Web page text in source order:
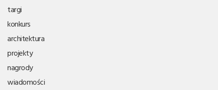
targi
konkurs
architektura
projekty
nagrody
wiadomości